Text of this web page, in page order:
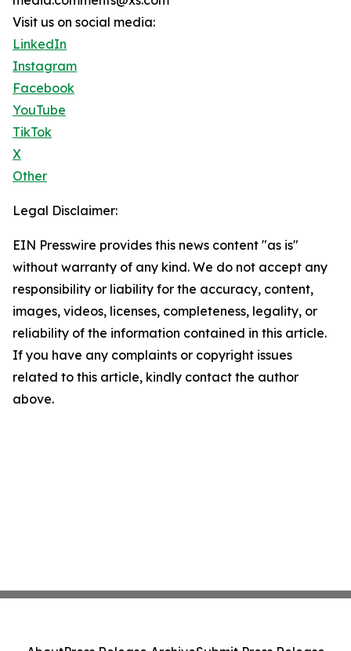
Visit us on social media:
LinkedIn
Instagram
Facebook
YouTube
TikTok
X
Other
Legal Disclaimer:
EIN Presswire provides this news content "as is"
without warranty of any kind. We do not accept any
responsibility or liability for the accuracy, content,
images, videos, licenses, completeness, legality, or
reliability of the information contained in this article.
If you have any complaints or copyright issues
related to this article, kindly contact the author
above.